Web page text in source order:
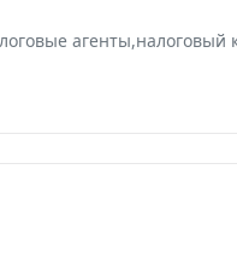
агенты,налоговый